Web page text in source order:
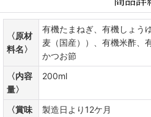
〈原材
料名〉
有機たまねぎ、有機しょう
麦（国産））、有機米酢、
かつお節
〈内容
量〉
200ml
〈賞味
製造日より12ケ月